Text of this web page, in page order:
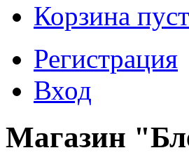
Корзина
Регистрация
Вход
Магазин